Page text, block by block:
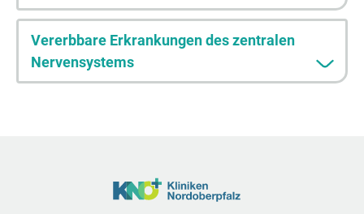
Vererbbare Erkrankungen des zentralen
Nervensystems